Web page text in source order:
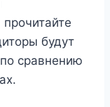
будут
сравнению